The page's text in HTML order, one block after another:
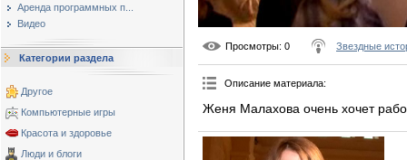
Аренда программных п...
Видео
Категории раздела
Другое
Компьютерные игры
Красота и здоровье
Люди и блоги
Просмотры: 0 Звездные
Описание материала:
Женя Малахова очень хочет